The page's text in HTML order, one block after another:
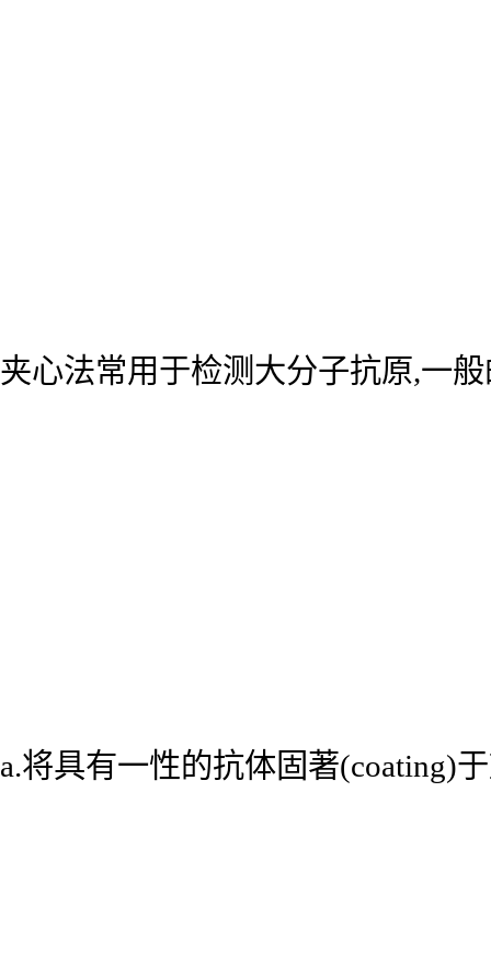
夹心法常用于检测大分子抗原,一
a.将具有一性的抗体固著(coating)